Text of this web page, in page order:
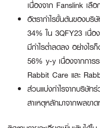
เนื่องจาก Fanslink เลื
อัตรากำไรขั้นต้นของบ
34% ใน 3QFY23 เนื่อ
มีกำไรต่ำลดลง อย่างไร
56% y-y เนื่องจากการ
Rabbit Care และ
ส่วนแบ่งกำไรจากบริษั
สาเหตุหลักมาจากผลขา